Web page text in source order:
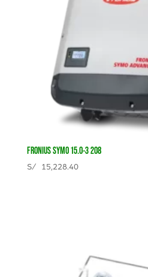
FRONIUS SYMO 15.0-3 208
S/15,228.40